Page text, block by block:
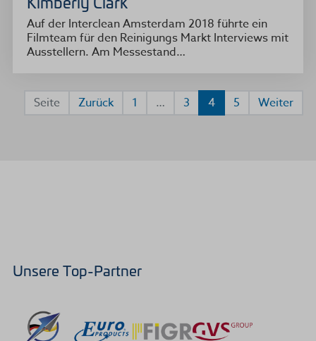
Auf der Interclean Amsterdam 2018 führte ein
Filmteam für den Reinigungs Markt Interviews mit
Ausstellern. Am Messestand…
Seite Zurück 1 … 3 4 5 Weiter
Unsere Top-Partner